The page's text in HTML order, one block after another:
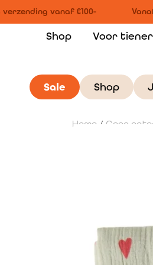
vanaf €100-
Shop Voor
Sale Shop
Home / Geen